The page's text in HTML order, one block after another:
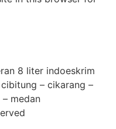
8 liter indoeskrim
– cikarang –
medan